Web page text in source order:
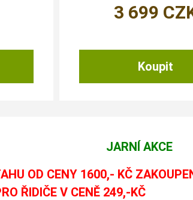
3 699
JARNÍ AKCE
OD CENY 1600,- KČ
ŘIDIČE V CENĚ 249,-KČ